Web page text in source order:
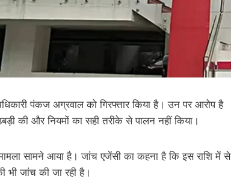
पंकज अग्रवाल को गिरफ्तार किया है। उन पर आरोप है
की और नियमों का सही तरीके से पालन नहीं किया।
सामने आया है। जांच एजेंसी का कहना है कि इस राशि में से
जांच की जा रही है।